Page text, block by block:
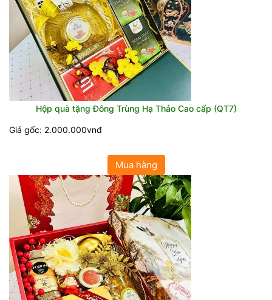
Hộp quà tặng Đông Trùng Hạ Thảo Cao cấp (QT7)
Giá gốc: 2.000.000vnđ
Mua hàng